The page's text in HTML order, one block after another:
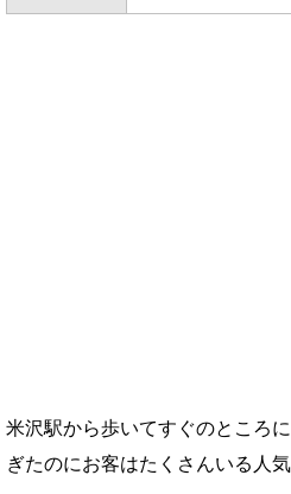
米沢駅から歩いてすぐのところ
ぎたのにお客はたくさんいる人気